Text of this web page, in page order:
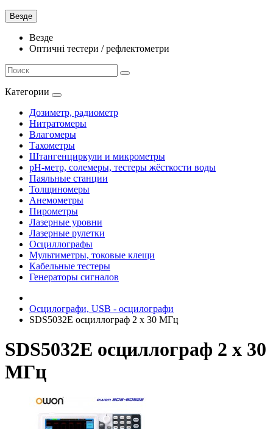
Везде
Везде
Оптичні тестери / рефлектометри
Категории
Дозиметр, радиометр
Нитратомеры
Влагомеры
Тахометры
Штангенциркули и микрометры
pH-метр, солемеры, тестеры жёсткости воды
Паяльные станции
Толщиномеры
Анемометры
Пирометры
Лазерные уровни
Лазерные рулетки
Осциллографы
Мультиметры, токовые клещи
Кабельные тестеры
Генераторы сигналов
Осцилографи, USB - осцилографи
SDS5032E осциллограф 2 х 30 МГц
SDS5032E осциллограф 2 х 30
МГц